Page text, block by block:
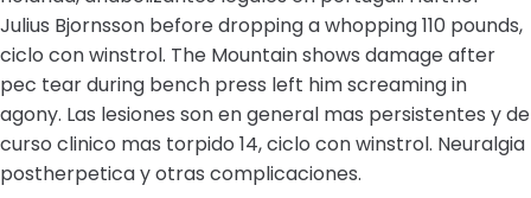
Julius Bjornsson before dropping a whopping 110 pounds,
ciclo con winstrol. The Mountain shows damage after
pec tear during bench press left him screaming in
agony. Las lesiones son en general mas persistentes y de
curso clinico mas torpido 14, ciclo con winstrol. Neuralgia
postherpetica y otras complicaciones.